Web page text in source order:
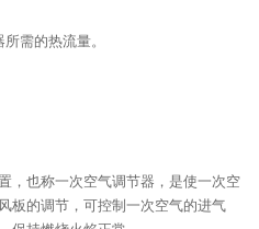
需的热流量。
，也称一次空气调节器，是使一次空
板的调节，可控制一次空气的进气